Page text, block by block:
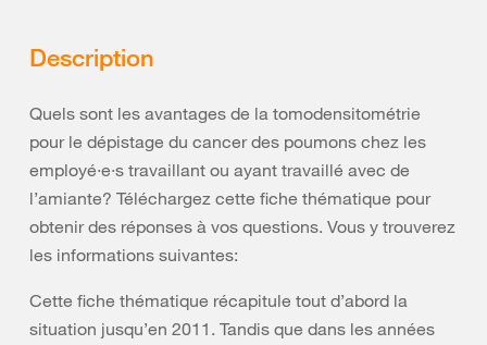
Description
Quels sont les avantages de la tomodensitométrie
pour le dépistage du cancer des poumons chez les
employé·e·s travaillant ou ayant travaillé avec de
l’amiante? Téléchargez cette fiche thématique pour
obtenir des réponses à vos questions. Vous y trouverez
les informations suivantes:
Cette fiche thématique récapitule tout d’abord la
situation jusqu’en 2011. Tandis que dans les années